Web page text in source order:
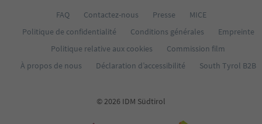
FAQ Contactez-nous Presse
MICE
Politique de confidentialité
Conditions générales
Empreinte
Politique relative aux cookies
Commission film
À propos de nous
Déclaration d’accessibilité South Tyrol B2B
© 2026 IDM Südtirol